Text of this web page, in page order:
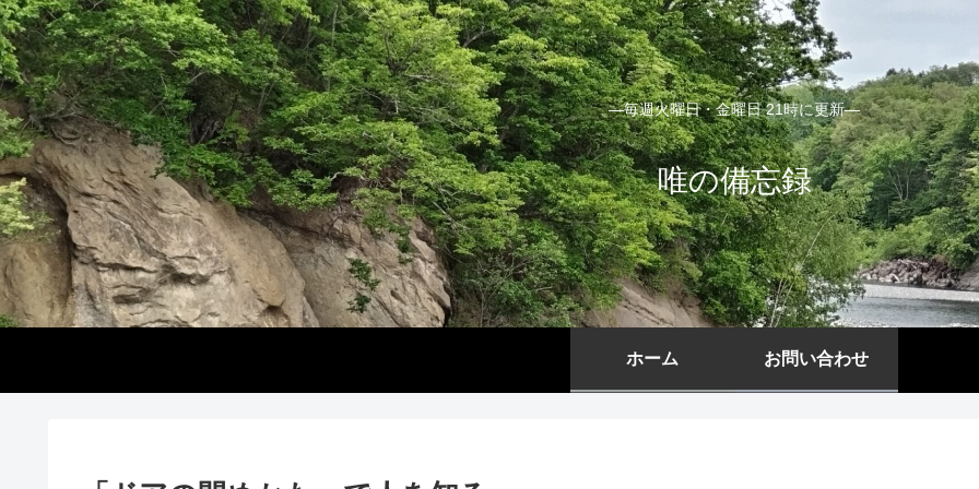
―毎週火曜日・金曜日 21時に更新―
唯の備忘録
ホーム お問い合わせ